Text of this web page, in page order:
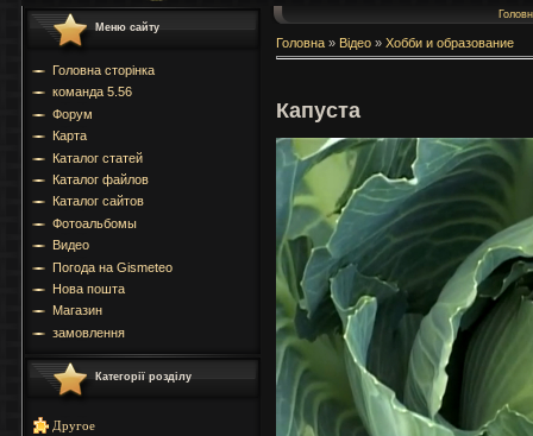
Меню сайту
Головна сторінка
команда 5.56
Форум
Карта
Каталог статей
Каталог файлов
Каталог сайтов
Фотоальбомы
Видео
Погода на Gismeteo
Нова пошта
Магазин
замовлення
Категорії розділу
Другое
Головна » Відео » Хобби и образование
Капуста